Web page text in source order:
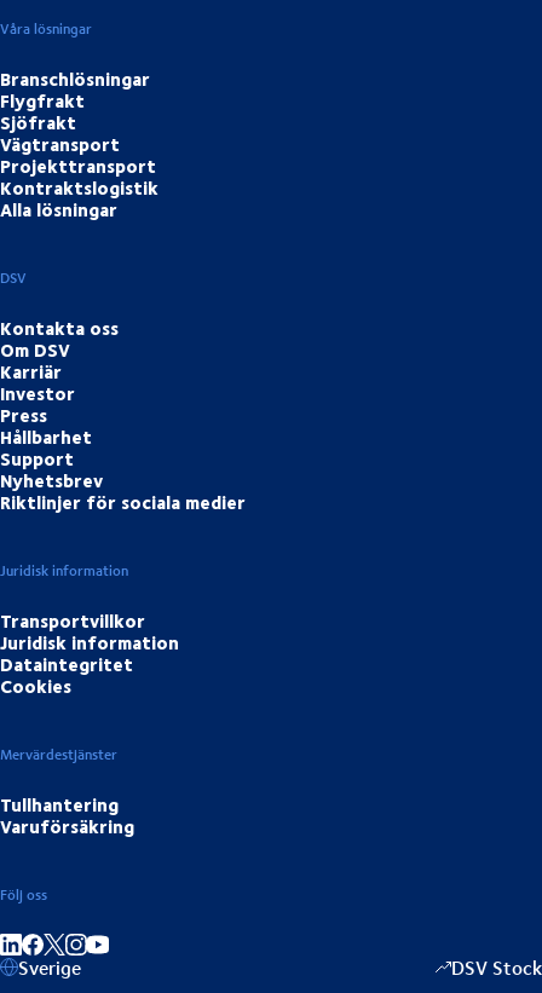
Våra lösningar
Branschlösningar
Flygfrakt
Sjöfrakt
Vägtransport
Projekttransport
Kontraktslogistik
Alla lösningar
DSV
Kontakta oss
Om DSV
Karriär
Investor
Press
Hållbarhet
Support
Nyhetsbrev
Riktlinjer för sociala medier
Juridisk information
Transportvillkor
Juridisk information
Dataintegritet
Cookies
Mervärdestjänster
Tullhantering
Varuförsäkring
Följ oss
Dela på LinkedIn
Dela på Facebook
Dela på Instagram
Sverige DSV Stock